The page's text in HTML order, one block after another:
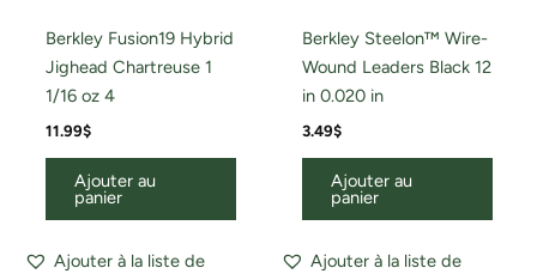
Berkley Fusion19 Hybrid
Jighead Chartreuse 1
1/16 oz 4
11.99$
Ajouter au
panier
Ajouter à la liste de
Berkley Steelon™ Wire-
Wound Leaders Black 12
in 0.020 in
3.49$
Ajouter au
panier
Ajouter à la liste de